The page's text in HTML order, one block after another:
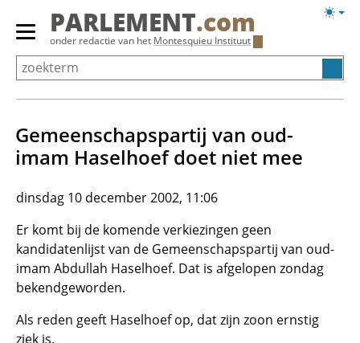
Overslaan
Primair
menu
tonen/verbergen
PARLEMENT.com
onder redactie van het Montesquieu Instituut
Gemeenschapspartij van oud-
imam Haselhoef doet niet mee
dinsdag 10 december 2002, 11:06
Er komt bij de komende verkiezingen geen
kandidatenlijst van de Gemeenschapspartij van oud-
imam Abdullah Haselhoef. Dat is afgelopen zondag
bekendgeworden.
Als reden geeft Haselhoef op, dat zijn zoon ernstig
ziek is.